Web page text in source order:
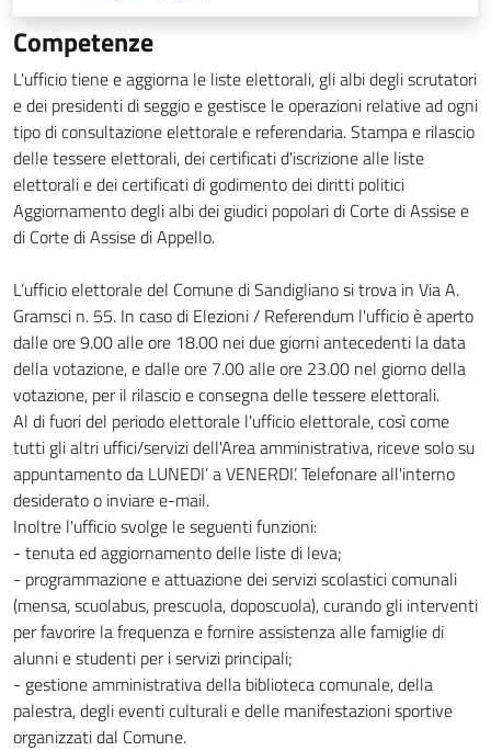
Competenze
L'ufficio tiene e aggiorna le liste elettorali, gli albi degli scrutatori
e dei presidenti di seggio e gestisce le operazioni relative ad ogni
tipo di consultazione elettorale e referendaria. Stampa e rilascio
delle tessere elettorali, dei certificati d'iscrizione alle liste
elettorali e dei certificati di godimento dei diritti politici
Aggiornamento degli albi dei giudici popolari di Corte di Assise e
di Corte di Assise di Appello.
L’ufficio elettorale del Comune di Sandigliano si trova in Via A.
Gramsci n. 55. In caso di Elezioni / Referendum l'ufficio è aperto
dalle ore 9.00 alle ore 18.00 nei due giorni antecedenti la data
della votazione, e dalle ore 7.00 alle ore 23.00 nel giorno della
votazione, per il rilascio e consegna delle tessere elettorali.
Al di fuori del periodo elettorale l'ufficio elettorale, così come
tutti gli altri uffici/servizi dell'Area amministrativa, riceve solo su
appuntamento da LUNEDI’ a VENERDI’. Telefonare all'interno
desiderato o inviare e-mail.
Inoltre l'ufficio svolge le seguenti funzioni:
- tenuta ed aggiornamento delle liste di leva;
- programmazione e attuazione dei servizi scolastici comunali
(mensa, scuolabus, prescuola, doposcuola), curando gli interventi
per favorire la frequenza e fornire assistenza alle famiglie di
alunni e studenti per i servizi principali;
- gestione amministrativa della biblioteca comunale, della
palestra, degli eventi culturali e delle manifestazioni sportive
organizzati dal Comune.